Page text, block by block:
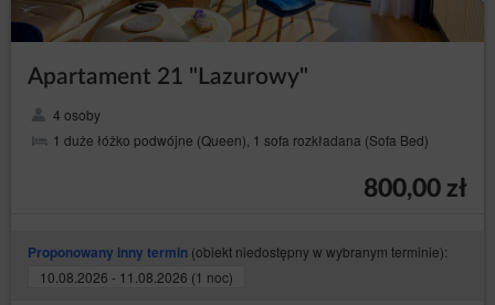
Anulowanie lub zmiana rezerwacji są możliwe poprzez
link zawarty w e-mailu lub przez kontakt z Obsługą.
natychmiastowe anulowanie rezerwacji na warunkach
zaakceptowanych w procesie składania zamówienia w
REKLAMACJE
W przypadku stwierdzenia niezgodnego z Umową
świadczenia usług, wszelkie reklamacje Gość powinien
Reklamacja powinna zawierać dane Gościa: imię,
nazwisko, adres poczty e-mail podany podczas
Apartament 21 "Lazurowy"
4 osoby
1 duże łóżko podwójne (Queen), 1 sofa rozkładana (Sofa Bed)
800,00 zł
Proponowany inny termin (obiekt niedostępny w wybranym terminie):
10.08.2026 - 11.08.2026 (1 noc)